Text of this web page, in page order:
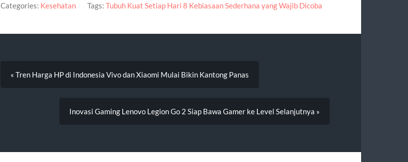
Categories: Kesehatan Tags: Tubuh Kuat Setiap Hari 8 Kebiasaan Sederhana yang Wajib Dicoba
« Tren Harga HP di Indonesia Vivo dan Xiaomi Mulai Bikin Kantong Panas
Inovasi Gaming Lenovo Legion Go 2 Siap Bawa Gamer ke Level Selanjutnya »